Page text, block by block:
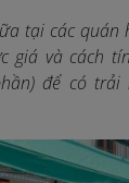
tại các quán
giá và cách
để có trải